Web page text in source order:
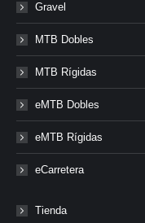
Gravel
MTB Dobles
MTB Rígidas
eMTB Dobles
eMTB Rígidas
eCarretera
Tienda